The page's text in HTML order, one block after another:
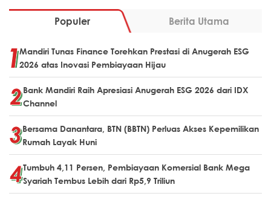
Populer Berita Utama
Mandiri Tunas Finance Torehkan Prestasi di Anugerah ESG
2026 atas Inovasi Pembiayaan Hijau
Bank Mandiri Raih Apresiasi Anugerah ESG 2026 dari IDX
Channel
Bersama Danantara, BTN (BBTN) Perluas Akses Kepemilikan
Rumah Layak Huni
Tumbuh 4,11 Persen, Pembiayaan Komersial Bank Mega
Syariah Tembus Lebih dari Rp5,9 Triliun